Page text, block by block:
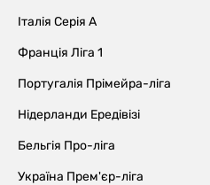
Італія Серія А
Франція Ліга 1
Португалія Прімейра-ліга
Нідерланди Ередівізі
Бельгія Про-ліга
Україна Прем'єр-ліга